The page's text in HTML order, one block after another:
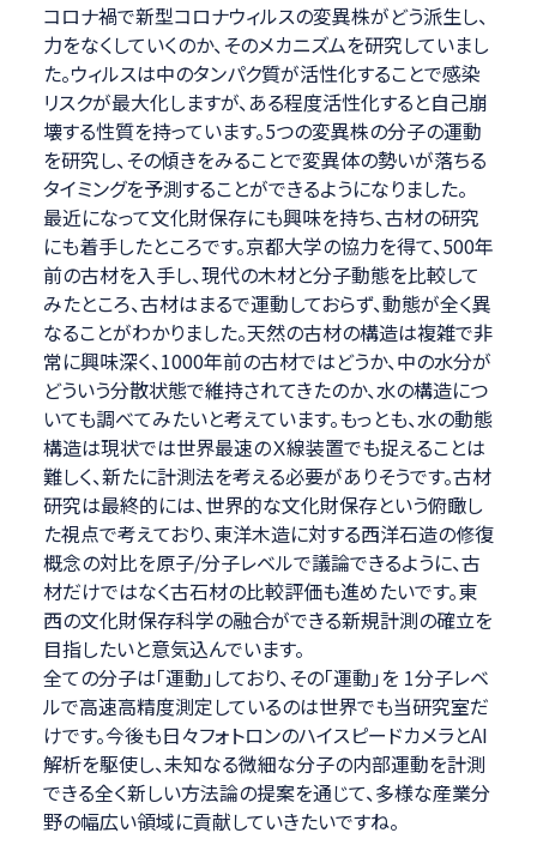
コロナ禍で新型コロナウィルスの変異株がどう派生し、
力をなくしていくのか、そのメカニズムを研究していまし
た。ウィルスは中のタンパク質が活性化することで感染
リスクが最大化しますが、ある程度活性化すると自己崩
壊する性質を持っています。5つの変異株の分子の運動
を研究し、その傾きをみることで変異体の勢いが落ちる
タイミングを予測することができるようになりました。
最近になって文化財保存にも興味を持ち、古材の研究
にも着手したところです。京都大学の協力を得て、500年
前の古材を入手し、現代の木材と分子動態を比較して
みたところ、古材はまるで運動しておらず、動態が全く異
なることがわかりました。天然の古材の構造は複雑で非
常に興味深く、1000年前の古材ではどうか、中の水分が
どういう分散状態で維持されてきたのか、水の構造につ
いても調べてみたいと考えています。もっとも、水の動態
構造は現状では世界最速のＸ線装置でも捉えることは
難しく、新たに計測法を考える必要がありそうです。古材
研究は最終的には、世界的な文化財保存という俯瞰し
た視点で考えており、東洋木造に対する西洋石造の修復
概念の対比を原子/分子レベルで議論できるように、古
材だけではなく古石材の比較評価も進めたいです。東
西の文化財保存科学の融合ができる新規計測の確立を
目指したいと意気込んでいます。
全ての分子は「運動」しており、その「運動」を 1分子レベ
ルで高速高精度測定しているのは世界でも当研究室だ
けです。今後も日々フォトロンのハイスピードカメラとAI
解析を駆使し、未知なる微細な分子の内部運動を計測
できる全く新しい方法論の提案を通じて、多様な産業分
野の幅広い領域に貢献していきたいですね。